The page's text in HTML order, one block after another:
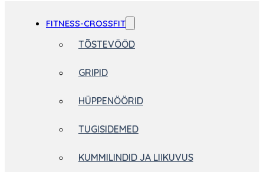
FITNESS-CROSSFIT
TÕSTEVÖÖD
GRIPID
HÜPPENÖÖRID
TUGISIDEMED
KUMMILINDID JA LIIKUVUS